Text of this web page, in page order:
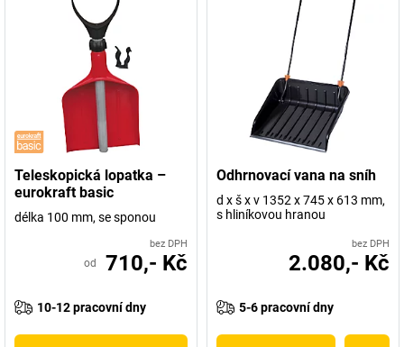
Teleskopická lopatka –
eurokraft basic
délka 100 mm, se sponou
bez DPH
od 710,- Kč
10-12 pracovní dny
Odhrnovací vana na sníh
d x š x v 1352 x 745 x 613 mm,
s hliníkovou hranou
bez DPH
2.080,- Kč
5-6 pracovní dny